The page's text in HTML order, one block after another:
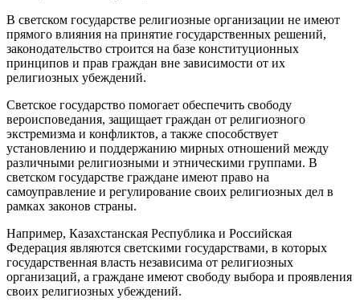
В светском государстве религиозные организации не имеют
прямого влияния на принятие государственных решений,
законодательство строится на базе конституционных
принципов и прав граждан вне зависимости от их
религиозных убеждений.
Светское государство помогает обеспечить свободу
вероисповедания, защищает граждан от религиозного
экстремизма и конфликтов, а также способствует
установлению и поддержанию мирных отношений между
различными религиозными и этническими группами. В
светском государстве граждане имеют право на
самоуправление и регулирование своих религиозных дел в
рамках законов страны.
Например, Казахстанская Республика и Российская
Федерация являются светскими государствами, в которых
государственная власть независима от религиозных
организаций, а граждане имеют свободу выбора и проявления
своих религиозных убеждений.